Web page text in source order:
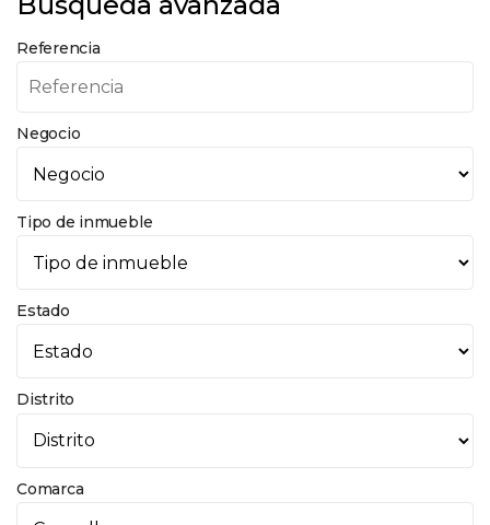
Referencia
Negocio
Tipo de inmueble
Estado
Distrito
Comarca